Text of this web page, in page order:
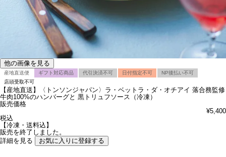
他の画像を見る
産地直送便 ギフト対応商品 代引決済不可 日付指定不可
NP後払い不可
店頭受取不可
【産地直送】〈トンソンジャパン〉ラ・ベットラ・ダ・オチアイ 落合務監修
牛肉100%のハンバーグと 黒トリュフソース（冷凍）
販売価格
¥5,400
税込
【冷凍・送料込】
販売を終了しました。
詳細を見る
お気に入りに登録する